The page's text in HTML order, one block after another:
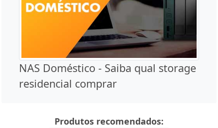
NAS Doméstico - Saiba qual storage
residencial comprar
Produtos recomendados: